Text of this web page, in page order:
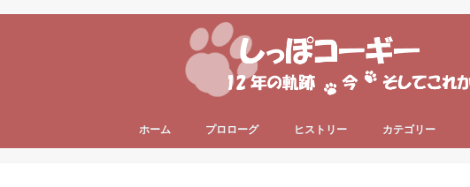
ホーム プロローグ ヒストリー カテゴリー